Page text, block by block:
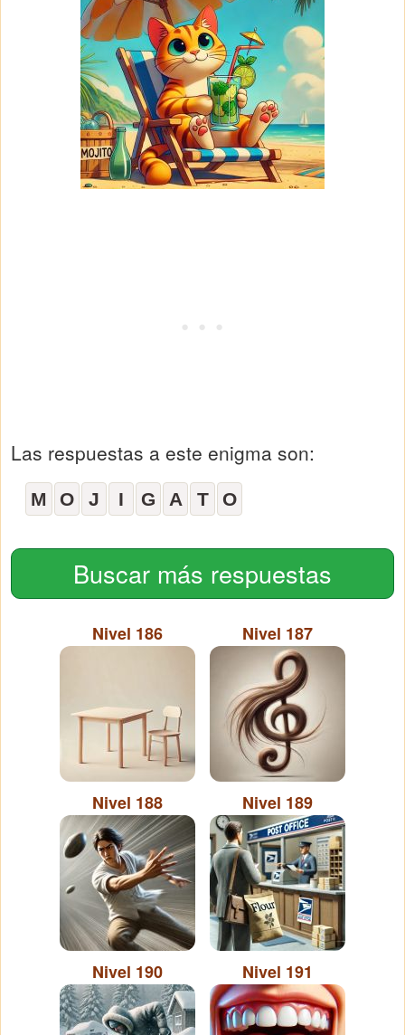
Las respuestas a este enigma son:
M O J I G A T O
Buscar más respuestas
Nivel 186 Nivel 187
Nivel 188 Nivel 189
Nivel 190 Nivel 191